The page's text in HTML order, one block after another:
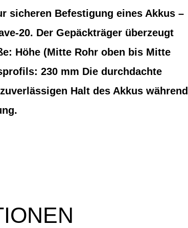
sicheren Befestigung eines Akkus –
20. Der Gepäckträger überzeugt
Höhe (Mitte Rohr oben bis Mitte
230 mm Die durchdachte
Halt des Akkus während